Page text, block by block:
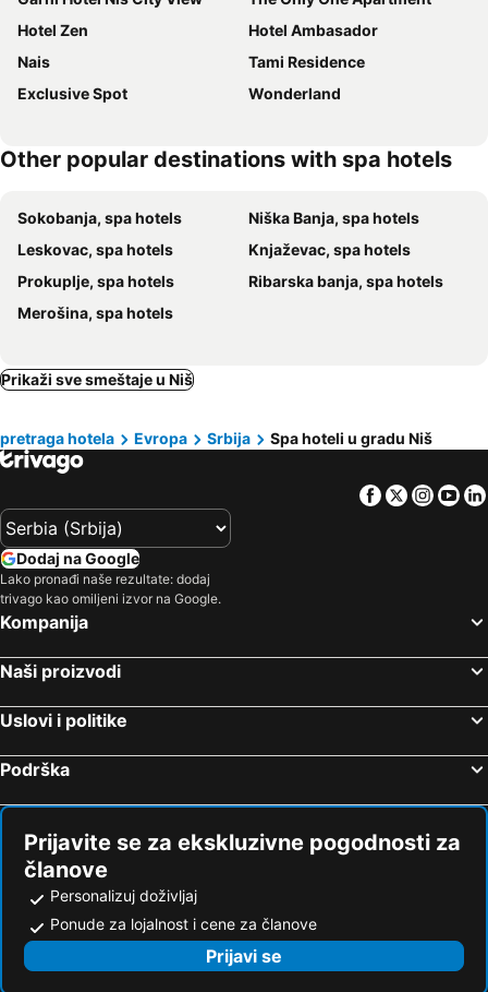
Hotel Zen
Hotel Ambasador
Nais
Tami Residence
Exclusive Spot
Wonderland
Other popular destinations with spa hotels
Sokobanja, spa hotels
Niška Banja, spa hotels
Leskovac, spa hotels
Knjaževac, spa hotels
Prokuplje, spa hotels
Ribarska banja, spa hotels
Merošina, spa hotels
Prikaži sve smeštaje u Niš
pretraga hotela Evropa Srbija Spa hoteli u gradu Niš
Facebook
Twitter
Dodaj na Google
Lako pronađi naše rezultate: dodaj
trivago kao omiljeni izvor na Google.
Kompanija
Naši proizvodi
Uslovi i politike
Podrška
Prijavite se za ekskluzivne pogodnosti za
članove
Personalizuj doživljaj
Ponude za lojalnost i cene za članove
Prijavi se